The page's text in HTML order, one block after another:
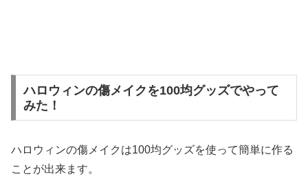
ハロウィンの傷メイクを100均グッズでやって
みた！
ハロウィンの傷メイクは100均グッズを使って簡単に作る
ことが出来ます。